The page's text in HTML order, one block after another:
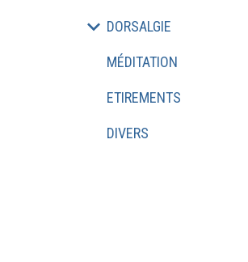
DORSALGIE
MÉDITATION
ETIREMENTS
DIVERS